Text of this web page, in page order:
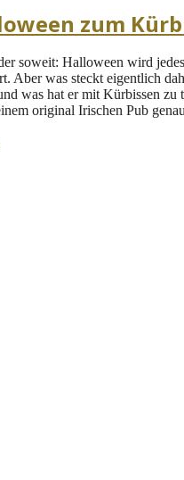
zum
soweit: Halloween wird
Aber was steckt eigentlich
was hat er mit Kürbissen zu
original Irischen Pub